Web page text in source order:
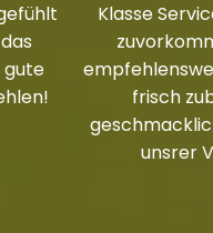
gute
Klasse
frisch
unsrer